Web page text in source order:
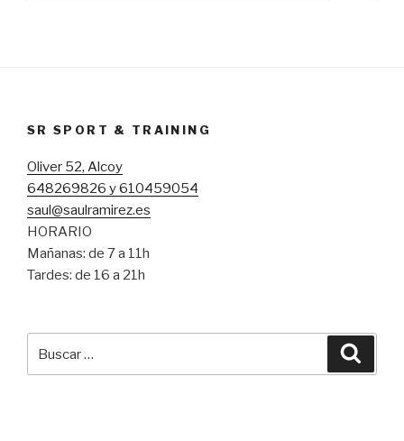
SR SPORT & TRAINING
Oliver 52, Alcoy
648269826 y 610459054
saul@saulramirez.es
HORARIO
Mañanas: de 7 a 11h
Tardes: de 16 a 21h
por: